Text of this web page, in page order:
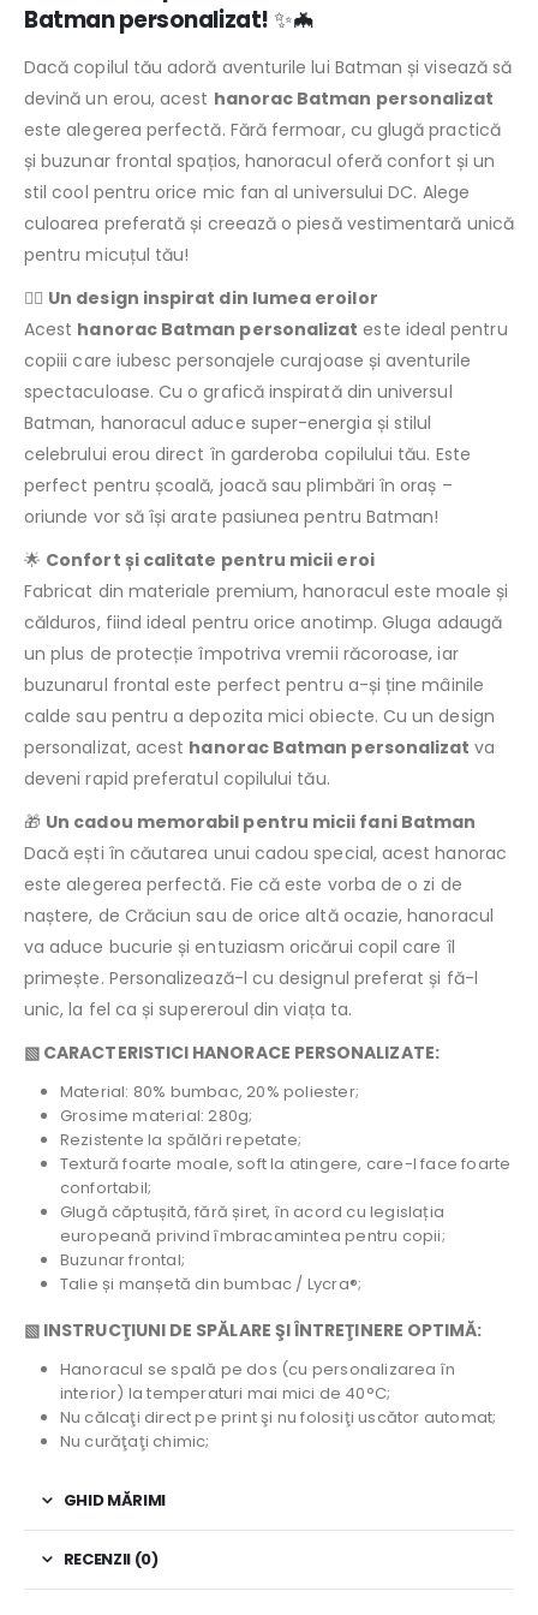
Batman personalizat! ✨🦇
Dacă copilul tău adoră aventurile lui Batman și visează să
devină un erou, acest hanorac Batman personalizat
este alegerea perfectă. Fără fermoar, cu glugă practică
și buzunar frontal spațios, hanoracul oferă confort și un
stil cool pentru orice mic fan al universului DC. Alege
culoarea preferată și creează o piesă vestimentară unică
pentru micuțul tău!
🦸‍♂️ Un design inspirat din lumea eroilor
Acest hanorac Batman personalizat este ideal pentru
copiii care iubesc personajele curajoase și aventurile
spectaculoase. Cu o grafică inspirată din universul
Batman, hanoracul aduce super-energia și stilul
celebrului erou direct în garderoba copilului tău. Este
perfect pentru școală, joacă sau plimbări în oraș –
oriunde vor să își arate pasiunea pentru Batman!
🌟 Confort și calitate pentru micii eroi
Fabricat din materiale premium, hanoracul este moale și
călduros, fiind ideal pentru orice anotimp. Gluga adaugă
un plus de protecție împotriva vremii răcoroase, iar
buzunarul frontal este perfect pentru a-și ține mâinile
calde sau pentru a depozita mici obiecte. Cu un design
personalizat, acest hanorac Batman personalizat va
deveni rapid preferatul copilului tău.
🎁 Un cadou memorabil pentru micii fani Batman
Dacă ești în căutarea unui cadou special, acest hanorac
este alegerea perfectă. Fie că este vorba de o zi de
naștere, de Crăciun sau de orice altă ocazie, hanoracul
va aduce bucurie și entuziasm oricărui copil care îl
primește. Personalizează-l cu designul preferat și fă-l
unic, la fel ca și supereroul din viața ta.
▧ CARACTERISTICI HANORACE PERSONALIZATE:
Material: 80% bumbac, 20% poliester;
Grosime material: 280g;
Rezistente la spălări repetate;
Textură foarte moale, soft la atingere, care-l face foarte
confortabil;
Glugă căptușită, fără șiret, în acord cu legislația
europeană privind îmbracamintea pentru copii;
Buzunar frontal;
Talie și manșetă din bumbac / Lycra®;
▧ INSTRUCŢIUNI DE SPĂLARE ŞI ÎNTREŢINERE OPTIMĂ:
Hanoracul se spală pe dos (cu personalizarea în
interior) la temperaturi mai mici de 40°C;
Nu călcaţi direct pe print şi nu folosiţi uscător automat;
Nu curăţaţi chimic;
GHID MĂRIMI
RECENZII (0)